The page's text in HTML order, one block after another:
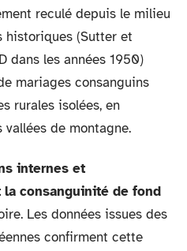
reculé depuis le milieu
historiques (Sutter et
dans les années 1950)
mariages consanguins
rurales isolées, en
de montagne.
internes et
consanguinité de fond
Les données issues des
confirment cette